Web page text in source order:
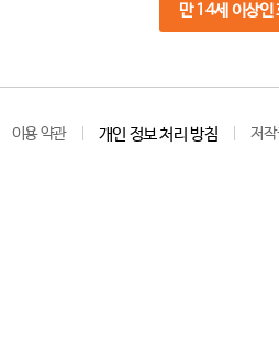
만 14세 이상인
이용 약관 개인 정보 처리 방침 저